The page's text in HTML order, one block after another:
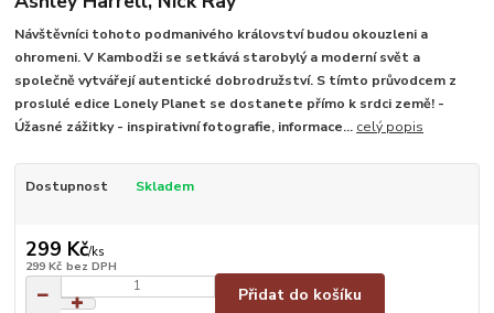
Návštěvníci tohoto podmanivého království budou okouzleni a
ohromeni. V Kambodži se setkává starobylý a moderní svět a
společně vytvářejí autentické dobrodružství. S tímto průvodcem z
proslulé edice Lonely Planet se dostanete přímo k srdci země! -
Úžasné zážitky - inspirativní fotografie, informace... celý popis
Dostupnost Skladem
299 Kč/ks
299 Kč bez DPH
Přidat do košíku